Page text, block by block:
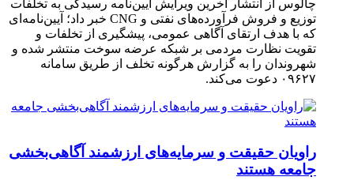
چالوس از انتشار آخرین ویرایش آیین‌نامه رسیدگی به تخلفات
توزیع و فروش فرآورده‌های نفتی و CNG خبر داد؛ آیین‌نامه‌ای
که با هدف ارتقای آگاهی عمومی، پیشگیری از تخلفات و
تقویت نظارت مردمی بر شبکه عرضه سوخت منتشر شده و
شهروندان را به گزارش هرگونه تخلف از طریق سامانه
۰۹۶۲۷ دعوت می‌کند.
راویان حقیقت و سرمایه‌های ارزشمند آگاهی‌بخشی
جامعه هستند